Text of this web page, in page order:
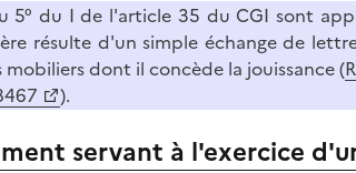
5° du I de l'article 35 du CGI sont
résulte d'un simple échange de
dont il concède la jouissance (
).
servant à l'exercice